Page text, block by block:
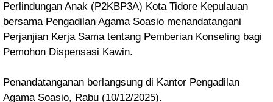
Perlindungan Anak (P2KBP3A) Kota Tidore Kepulauan
bersama Pengadilan Agama Soasio menandatangani
Perjanjian Kerja Sama tentang Pemberian Konseling bagi
Pemohon Dispensasi Kawin.
Penandatanganan berlangsung di Kantor Pengadilan
Agama Soasio, Rabu (10/12/2025).